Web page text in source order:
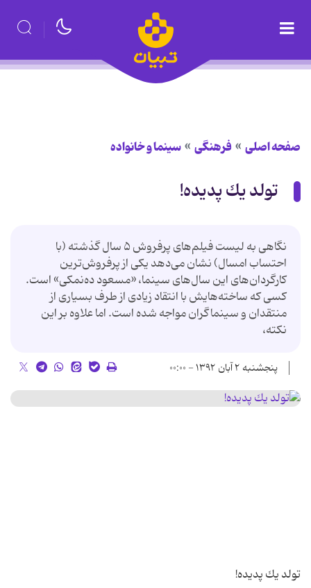
صفحه اصلی فرهنگی سینما و خانواده
تولد یك پدیده!
نگاهی به لیست فیلم‌های پرفروش ۵ سال گذشته (با
احتساب امسال) نشان می‌دهد یكی از پرفروش‌ترین
كارگردان‌های این سال‌های سینما، «مسعود ده‌نمكی» است.
كسی كه ساخته‌هایش با انتقاد زیادی از طرف بسیاری از
منتقدان و سینماگران مواجه شده است. اما علاوه بر این
نكته،
پنجشنبه ۲ آبان ۱۳۹۲ - ۰۰:۰۰